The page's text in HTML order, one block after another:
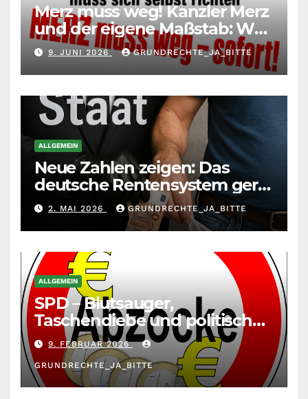
Merz muss weg! Kanzler Merz
und der eigene Maßstab: Wer
andere richtet, muss sich
selbst richten
9. JUNI 2026 GRUNDRECHTE_JA_BITTE
ALLGEMEIN
Neue Zahlen zeigen: Das
deutsche Rentensystem gerät
durch die
Massenzuwanderung
zunehmend unter die Räder.
2. MAI 2026 GRUNDRECHTE_JA_BITTE
ALLGEMEIN
SPD – Blutsauger,
Taschendiebe und politisch
unberechenbar
9. FEBRUAR 2026
GRUNDRECHTE_JA_BITTE